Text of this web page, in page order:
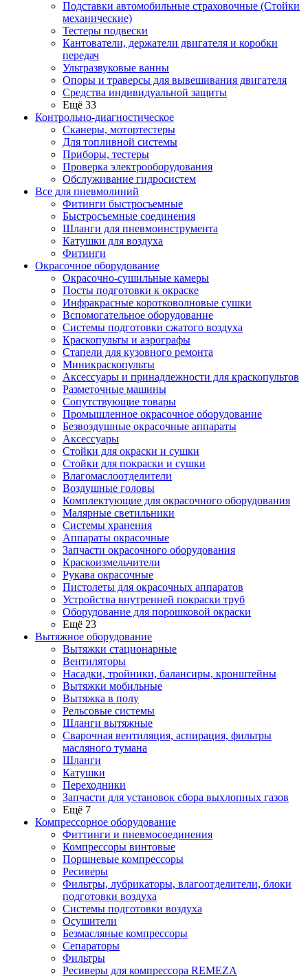
Подставки автомобильные страховочные (Стойки
механические)
Тестеры подвески
Кантователи, держатели двигателя и коробки
передач
Ультразвуковые ванны
Опоры и траверсы для вывешивания двигателя
Средства индивидуальной защиты
Ещё 33
Контрольно-диагностическое
Сканеры, мотортестеры
Для топливной системы
Приборы, тестеры
Проверка электрооборудования
Обслуживание гидросистем
Все для пневмолиний
Фитинги быстросъемные
Быстросъемные соединения
Шланги для пневмоинструмента
Катушки для воздуха
Фитинги
Окрасочное оборудование
Окрасочно-сушильные камеры
Посты подготовки к окраске
Инфракрасные коротковолновые сушки
Вспомогательное оборудование
Системы подготовки сжатого воздуха
Краскопульты и аэрографы
Стапели для кузовного ремонта
Миникраскопульты
Аксессуары и принадлежности для краскопультов
Разметочные машины
Сопутствующие товары
Промышленное окрасочное оборудование
Безвоздушные окрасочные аппараты
Аксессуары
Стойки для окраски и сушки
Стойки для покраски и сушки
Влагомаслоотделители
Воздушные головы
Комплектующие для окрасочного оборудования
Малярные светильники
Системы хранения
Аппараты окрасочные
Запчасти окрасочного оборудования
Краскоизмельчители
Рукава окрасочные
Пистолеты для окрасочных аппаратов
Устройства внутренней покраски труб
Оборудование для порошковой окраски
Ещё 23
Вытяжное оборудование
Вытяжки стационарные
Вентиляторы
Насадки, тройники, балансиры, кронштейны
Вытяжки мобильные
Вытяжка в полу
Рельсовые системы
Шланги вытяжные
Сварочная вентиляция, аспирация, фильтры
масляного тумана
Шланги
Катушки
Переходники
Запчасти для установок сбора выхлопных газов
Ещё 7
Компрессорное оборудование
Фиттинги и пневмосоединения
Компрессоры винтовые
Поршневые компрессоры
Ресиверы
Фильтры, лубрикаторы, влагоотделители, блоки
подготовки воздуха
Системы подготовки воздуха
Осушители
Безмасляные компрессоры
Сепараторы
Фильтры
Ресиверы для компрессора REMEZA